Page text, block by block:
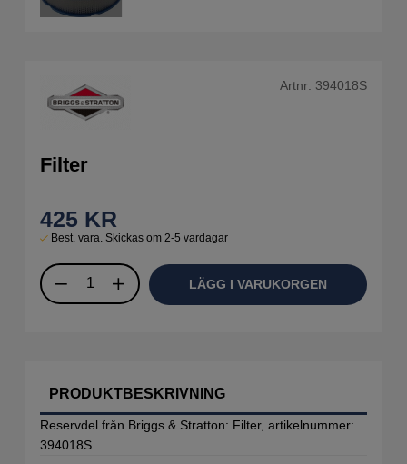
Artnr: 394018S
Filter
425 KR
Best. vara. Skickas om 2-5 vardagar
LÄGG I VARUKORGEN
PRODUKTBESKRIVNING
Reservdel från Briggs & Stratton: Filter, artikelnummer:
394018S